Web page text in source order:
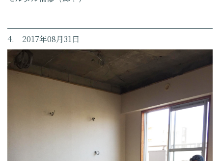
4. 2017年08月31日